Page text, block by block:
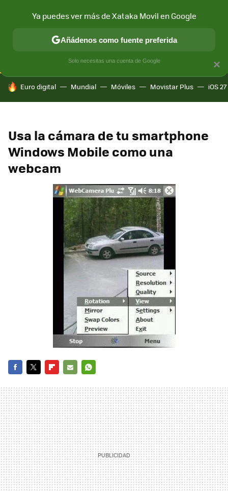
CONECTIVIDAD MÓVIL Y SOCIEDAD APLICACIONES
HOY SE HABLA DE
Euro digital Mundial Móviles Movistar Plus iOS 27
Usa la cámara de tu smartphone
Windows Mobile como una
webcam
MAIL
×
Ya puedes ver más de Xataka Movil en Google
Añádenos como fuente preferida
Solo necesitas una cuenta de Google